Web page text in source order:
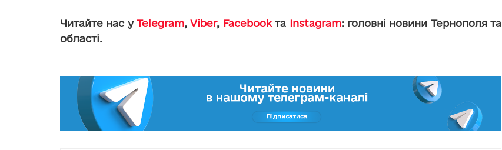
Читайте нас уTelegram,Viber, Facebookта Instagram: головні новини Тернополя та
області.